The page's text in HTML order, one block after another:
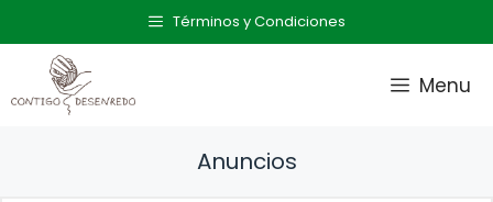
al
contenido
Términos y Condiciones
Menu
Anuncios